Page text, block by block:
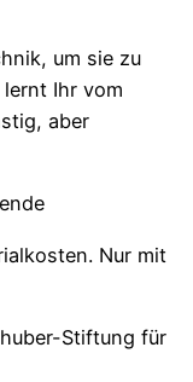
um sie zu
Ihr vom
aber
Nur mit
Stiftung für